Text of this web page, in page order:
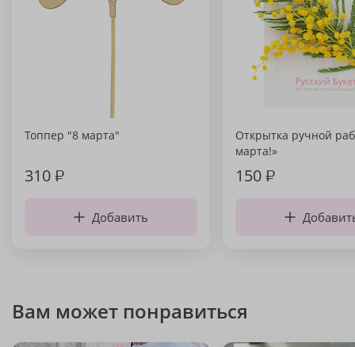
Топпер "8 марта"
310₽
Добавить
Открытка ручной
марта!»
150₽
Вам может понравиться